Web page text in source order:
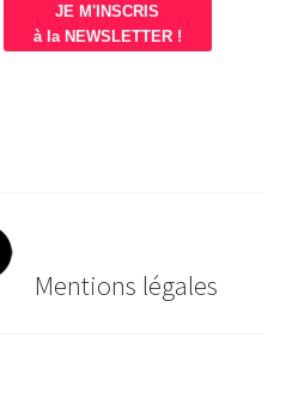
JE M'INSCRIS
à la NEWSLETTER !
Mentions légales